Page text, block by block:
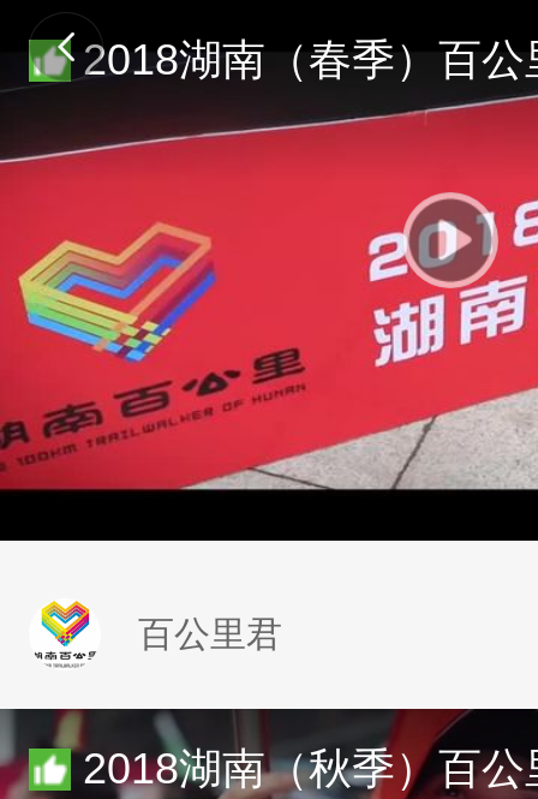
2018湖南（春季）百公
百公里君
2018湖南（秋季）百